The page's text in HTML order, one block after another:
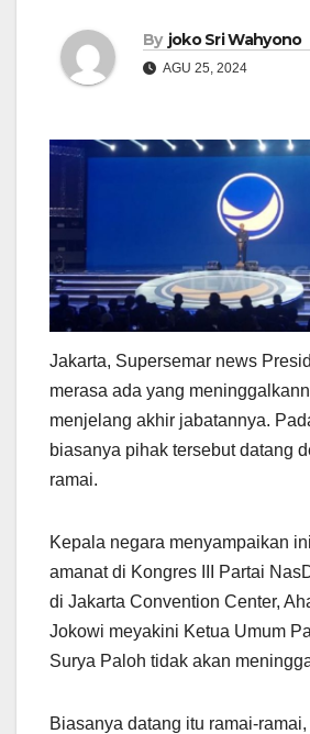
By joko Sri Wahyono
AGU 25, 2024
Jakarta, Supersemar news
merasa ada yang
menjelang akhir jabatannya.
biasanya pihak tersebut datang
ramai.
Kepala negara menyampaikan
amanat di Kongres III Partai
di Jakarta Convention Center,
Jokowi meyakini Ketua Umum
Surya Paloh tidak akan
Biasanya datang itu ramai-